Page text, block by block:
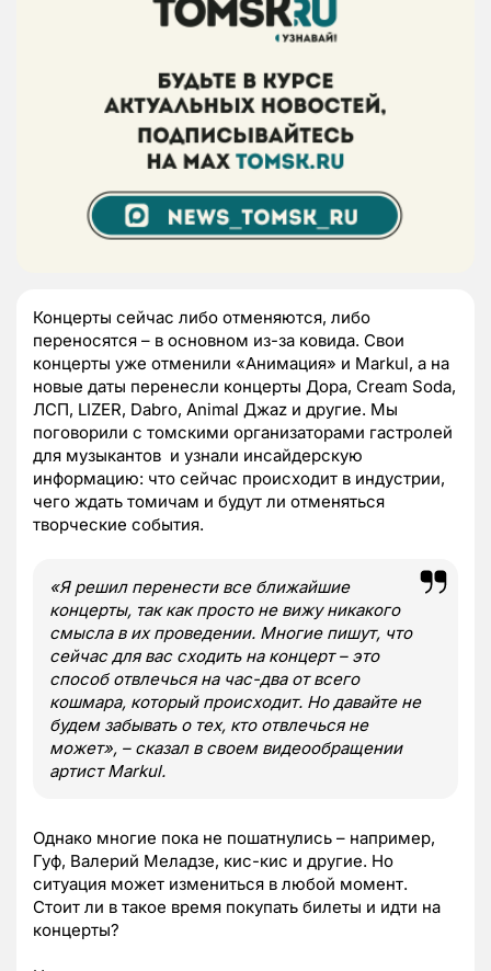
Концерты сейчас либо отменяются, либо
переносятся – в основном из-за ковида. Свои
концерты уже отменили «Анимация» и Markul, а на
новые даты перенесли концерты Дора, Cream Soda,
ЛСП, LIZER, Dabro, Animal Джаz и другие. Мы
поговорили с томскими организаторами гастролей
для музыкантов и узнали инсайдерскую
информацию: что сейчас происходит в индустрии,
чего ждать томичам и будут ли отменяться
творческие события.
«Я решил перенести все ближайшие
концерты, так как просто не вижу никакого
смысла в их проведении. Многие пишут, что
сейчас для вас сходить на концерт – это
способ отвлечься на час-два от всего
кошмара, который происходит. Но давайте не
будем забывать о тех, кто отвлечься не
может», – сказал в своем видеообращении
артист Markul.
Однако многие пока не пошатнулись – например,
Гуф, Валерий Меладзе, кис-кис и другие. Но
ситуация может измениться в любой момент.
Стоит ли в такое время покупать билеты и идти на
концерты?